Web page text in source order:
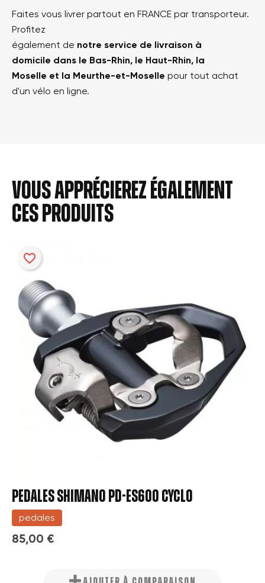
Faites vous livrer partout en FRANCE par transporteur.
Profitez
également de notre service de livraison à
domicile dans le Bas-Rhin, le Haut-Rhin, la
Moselle et la Meurthe-et-Moselle pour tout achat
d'un vélo en ligne.
Vous apprécierez également
ces produits
PEDALES SHIMANO PD-ES600 CYCLO
pedales
85,00 €
favorite_border